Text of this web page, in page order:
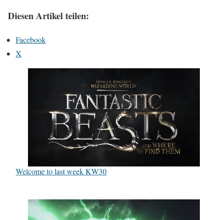
Diesen Artikel teilen:
Facebook
X
Welcome to last week KW30